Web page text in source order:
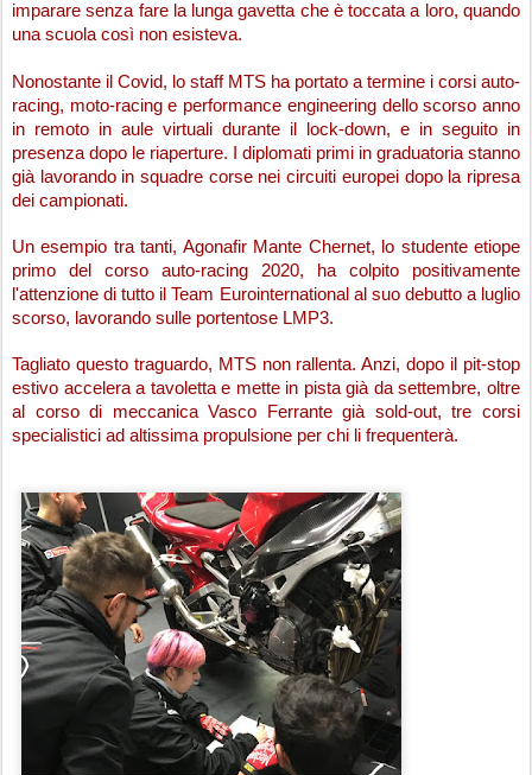
imparare senza fare la lunga gavetta che è toccata a loro, quando
una scuola così non esisteva.
Nonostante il Covid, lo staff MTS ha portato a termine i corsi auto-
racing, moto-racing e performance engineering dello scorso anno
in remoto in aule virtuali durante il lock-down, e in seguito in
presenza dopo le riaperture. I diplomati primi in graduatoria stanno
già lavorando in squadre corse nei circuiti europei dopo la ripresa
dei campionati.
Un esempio tra tanti, Agonafir Mante Chernet, lo studente etiope
primo del corso auto-racing 2020, ha colpito positivamente
l'attenzione di tutto il Team Eurointernational al suo debutto a luglio
scorso, lavorando sulle portentose LMP3.
Tagliato questo traguardo, MTS non rallenta. Anzi, dopo il pit-stop
estivo accelera a tavoletta e mette in pista già da settembre, oltre
al corso di meccanica Vasco Ferrante già sold-out, tre corsi
specialistici ad altissima propulsione per chi li frequenterà.